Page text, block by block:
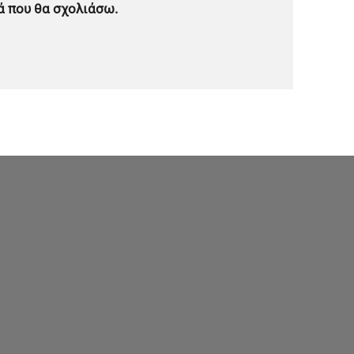
που θα σχολιάσω.